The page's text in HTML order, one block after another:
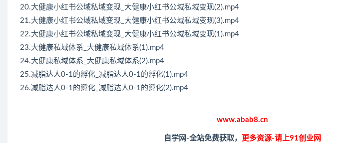
20.大健康小红书公域私域变现_大健康小红书公域私域变现(2).mp4
21.大健康小红书公域私域变现_大健康小红书公域私域变现(3).mp4
22.大健康小红书公域私域变现_大健康小红书公域私域变现(1).mp4
23.大健康私域体系_大健康私域体系(1).mp4
24.大健康私域体系_大健康私域体系(2).mp4
25.减脂达人0-1的孵化_减脂达人0-1的孵化(1).mp4
26.减脂达人0-1的孵化_减脂达人0-1的孵化(2).mp4
www.abab8.cn
自学网-全站免费获取， 更多资源-请上91创业网